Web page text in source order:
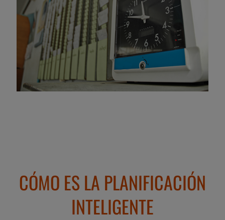
CÓMO ES LA PLANIFICACIÓN
INTELIGENTE